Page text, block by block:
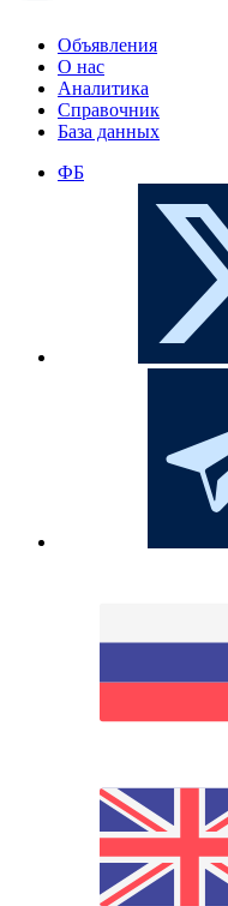
Объявления
О нас
Аналитика
Справочник
База данных
ФБ